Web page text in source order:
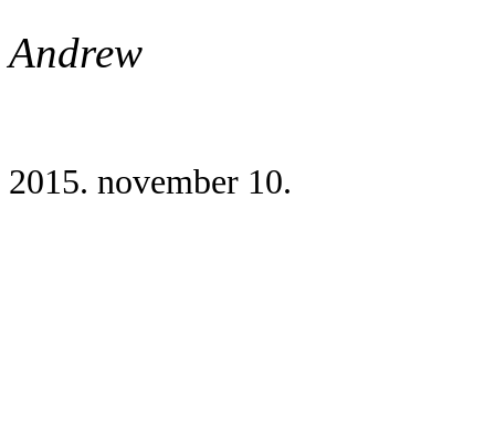
Andrew
2015. november 10.